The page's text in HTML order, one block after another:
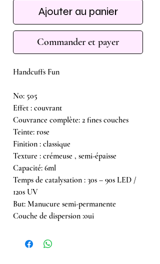
Ajouter au panier
Commander et payer
Handcuffs Fun
No: 505
Effet : couvrant
​Couvrance complète: 2 fines couches
Teinte: rose
Finition : classique
Texture : crémeuse , semi-épaisse
Capacité: 6ml
Temps de catalysation : 30s – 90s LED /
120s UV
But: Manucure semi-permanente
Couche de dispersion :oui